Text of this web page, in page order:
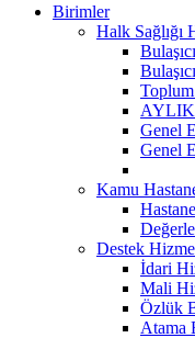
Birimler
Halk Sağlığı
Toplum
Genel
Genel
Kamu
Destek
İdari
Mali
Özlük
Atama